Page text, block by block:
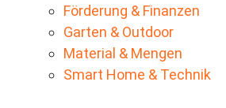
Förderung & Finanzen
Garten & Outdoor
Material & Mengen
Smart Home & Technik